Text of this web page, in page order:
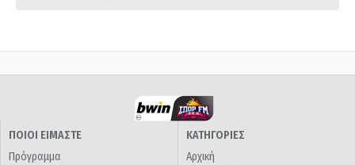
ΠΟΙΟΙ ΕΙΜΑΣΤΕ
Πρόγραμμα
ΚΑΤΗΓΟΡΙΕΣ
Αρχική